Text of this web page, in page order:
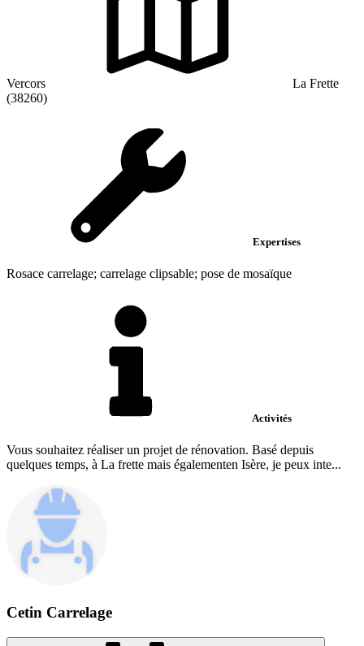
Vercors
La Frette
(38260)
Expertises
Rosace carrelage; carrelage clipsable; pose de mosaïque
Activités
Vous souhaitez réaliser un projet de rénovation. Basé depuis
quelques temps, à La frette mais égalementen Isère, je peux inte...
Cetin Carrelage